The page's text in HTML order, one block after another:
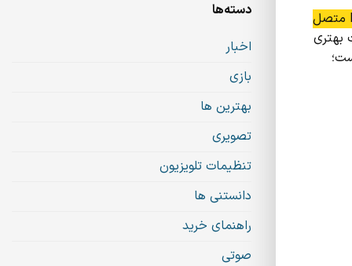
برای استفاده از قابلیت Mirror Screen در تلویزیون سونی، باید گوشی هوشمند یا تبلت خود را با تلویزیون از طریق Wi-Fi یا Bluetooth متصل
بهتری
دسته‌ها
اخبار
بازی
بهترین ها
تصویری
تنظیمات تلویزیون
دانستنی ها
راهنمای خرید
صوتی